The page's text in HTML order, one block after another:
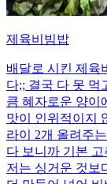
제육비빔밥
배달로 시킨 제육
다;; 결국 다 못 먹
큼 혜자로운 양이
맛이 인위적이지
라이 2개 올려주
다 보니까 기본
저는 싱거운 것보